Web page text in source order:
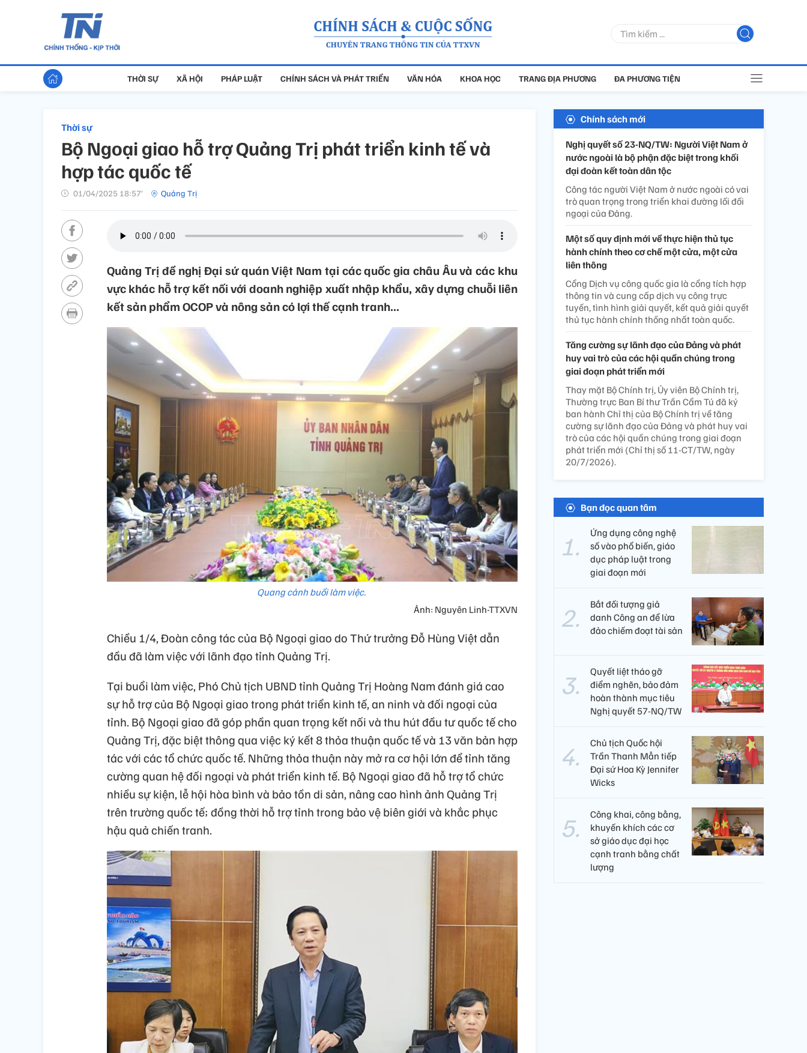
THỜI SỰ XÃ HỘI PHÁP LUẬT CHÍNH SÁCH VÀ PHÁT TRIỂN VĂN HÓA KHOA HỌC TRANG ĐỊA PHƯƠNG ĐA PHƯƠNG TIỆN
Thời sự
Bộ Ngoại giao hỗ trợ Quảng Trị phát triển kinh tế và
hợp tác quốc tế
01/04/2025 18:57’ Quảng Trị
Quảng Trị đề nghị Đại sứ quán Việt Nam tại các quốc gia châu Âu và các khu
vực khác hỗ trợ kết nối với doanh nghiệp xuất nhập khẩu, xây dựng chuỗi liên
kết sản phẩm OCOP và nông sản có lợi thế cạnh tranh...
Quang cảnh buổi làm việc.
Ảnh: Nguyên Linh-TTXVN
Chiều 1/4, Đoàn công tác của Bộ Ngoại giao do Thứ trưởng Đỗ Hùng Việt dẫn
đầu đã làm việc với lãnh đạo tỉnh Quảng Trị.
Tại buổi làm việc, Phó Chủ tịch UBND tỉnh Quảng Trị Hoàng Nam đánh giá cao
sự hỗ trợ của Bộ Ngoại giao trong phát triển kinh tế, an ninh và đối ngoại của
tỉnh. Bộ Ngoại giao đã góp phần quan trọng kết nối và thu hút đầu tư quốc tế cho
Quảng Trị, đặc biệt thông qua việc ký kết 8 thỏa thuận quốc tế và 13 văn bản hợp
tác với các tổ chức quốc tế. Những thỏa thuận này mở ra cơ hội lớn để tỉnh tăng
cường quan hệ đối ngoại và phát triển kinh tế. Bộ Ngoại giao đã hỗ trợ tổ chức
nhiều sự kiện, lễ hội hòa bình và bảo tồn di sản, nâng cao hình ảnh Quảng Trị
trên trường quốc tế; đồng thời hỗ trợ tỉnh trong bảo vệ biên giới và khắc phục
hậu quả chiến tranh.
Chính sách mới
Nghị quyết số 23-NQ/TW: Người Việt Nam ở
nước ngoài là bộ phận đặc biệt trong khối
đại đoàn kết toàn dân tộc
Công tác người Việt Nam ở nước ngoài có vai
trò quan trọng trong triển khai đường lối đối
ngoại của Đảng.
Một số quy định mới về thực hiện thủ tục
hành chính theo cơ chế một cửa, một cửa
liên thông
Cổng Dịch vụ công quốc gia là cổng tích hợp
thông tin và cung cấp dịch vụ công trực
tuyến, tình hình giải quyết, kết quả giải quyết
thủ tục hành chính thống nhất toàn quốc.
Tăng cường sự lãnh đạo của Đảng và phát
huy vai trò của các hội quần chúng trong
giai đoạn phát triển mới
Thay mặt Bộ Chính trị, Ủy viên Bộ Chính trị,
Thường trực Ban Bí thư Trần Cẩm Tú đã ký
ban hành Chỉ thị của Bộ Chính trị về tăng
cường sự lãnh đạo của Đảng và phát huy vai
trò của các hội quần chúng trong giai đoạn
phát triển mới (Chỉ thị số 11-CT/TW, ngày
20/7/2026).
Bạn đọc quan tâm
Ứng dụng công nghệ
số vào phổ biến, giáo
dục pháp luật trong
giai đoạn mới
Bắt đối tượng giả
danh Công an để lừa
đảo chiếm đoạt tài sản
Quyết liệt tháo gỡ
điểm nghẽn, bảo đảm
hoàn thành mục tiêu
Nghị quyết 57-NQ/TW
Chủ tịch Quốc hội
Trần Thanh Mẫn tiếp
Đại sứ Hoa Kỳ Jennifer
Wicks
Công khai, công bằng,
khuyến khích các cơ
sở giáo dục đại học
cạnh tranh bằng chất
lượng​